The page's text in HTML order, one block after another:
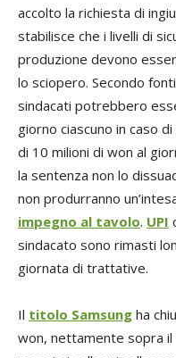
accolto la richiesta di
stabilisce che i livelli di
produzione devono
lo sciopero. Secondo
sindacati potrebbero
giorno ciascuno in caso
di 10 milioni di won al
la sentenza non lo
non produrranno
impegno al tavolo. UPI
sindacato sono rimasti
giornata di trattative.
Il titolo Samsung ha
won, nettamente sopra il